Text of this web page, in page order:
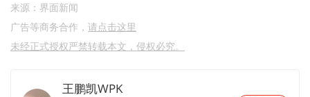
来源：界面新闻
广告等商务合作， 请点击这里
未经正式授权严禁转载本文，侵权必究。
王鹏凯WPK